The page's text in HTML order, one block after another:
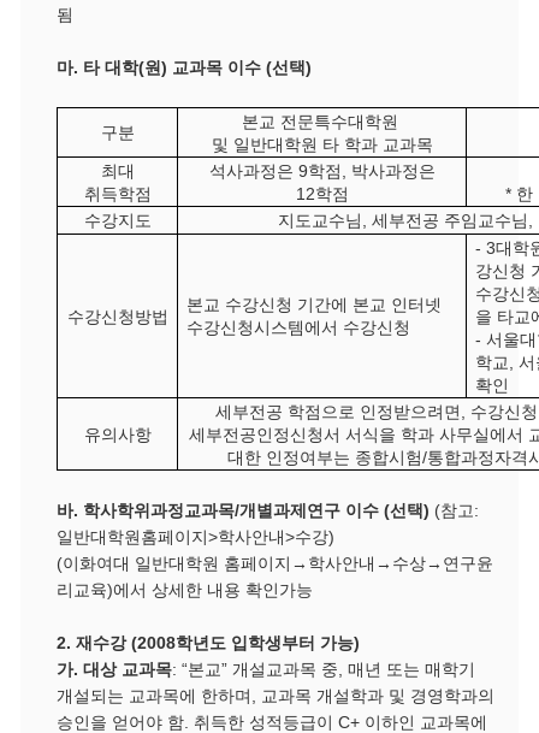
됨
마. 타 대학(원) 교과목 이수 (선택)
구분
본교 전문특수대학원
및 일반대학원 타 학과 교과목
최대
취득학점
석사과정은 9학점
박사과정은
12학점 * 한
수강지도
지도교수님 세부전공 주임교수님
수강신청방법
본교 수강신청 기간에 본교 인터넷
수강신청시스템에서 수강신청
- 3대학
강신청
수강신
을 타교
- 서울
학교
서
확인
유의사항
세부전공 학점으로 인정받으려면
수강신
세부전공인정신청서 서식을 학과 사무실에서
대한 인정여부는 종합시험/통합과정자격
바. 학사학위과정교과목/개별과제연구 이수 (선택) (참고:
일반대학원홈페이지>학사안내>수강)
(이화여대 일반대학원 홈페이지→학사안내→수상→연구윤
리교육)에서 상세한 내용 확인가능
2. 재수강(2008학년도 입학생부터 가능)
가. 대상 교과목: “본교” 개설교과목 중 매년 또는 매학기
개설되는 교과목에 한하며
교과목 개설학과 및 경영학과의
승인을 얻어야 함 취득한 성적등급이 C+ 이하인 교과목에